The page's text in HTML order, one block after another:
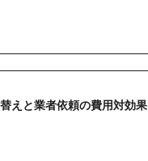
えと業者依頼の費用対効果